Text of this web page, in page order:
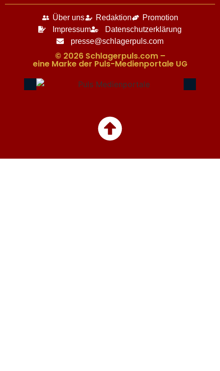
Über uns Redaktion
Promotion
Impressum
Datenschutzerklärung
presse@schlagerpuls.com
© 2026 Schlagerpuls.com –
eine Marke der Puls-Medienportale UG​